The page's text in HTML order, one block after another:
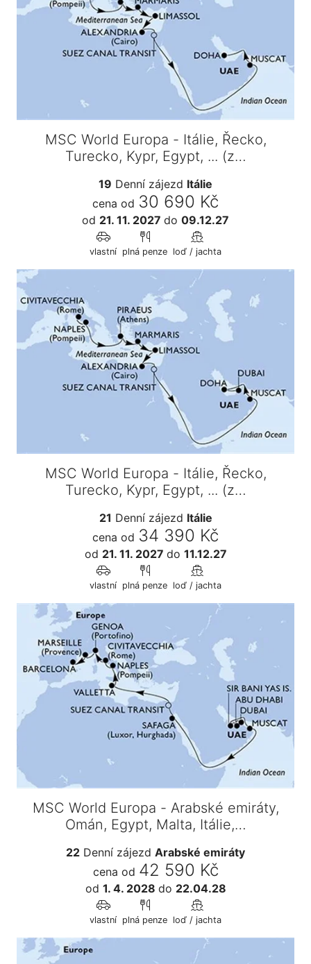
MSC World Europa - Itálie, Řecko,
Turecko, Kypr, Egypt, ... (z…
19 Denní zájezd Itálie
cena od 30 690 Kč
od 21. 11. 2027 do 09.12.27
vlastní plná penze loď / jachta
MSC World Europa - Itálie, Řecko,
Turecko, Kypr, Egypt, ... (z…
21 Denní zájezd Itálie
cena od 34 390 Kč
od 21. 11. 2027 do 11.12.27
vlastní plná penze loď / jachta
MSC World Europa - Arabské emiráty,
Omán, Egypt, Malta, Itálie,…
22 Denní zájezd Arabské emiráty
cena od 42 590 Kč
od 1. 4. 2028 do 22.04.28
vlastní plná penze loď / jachta